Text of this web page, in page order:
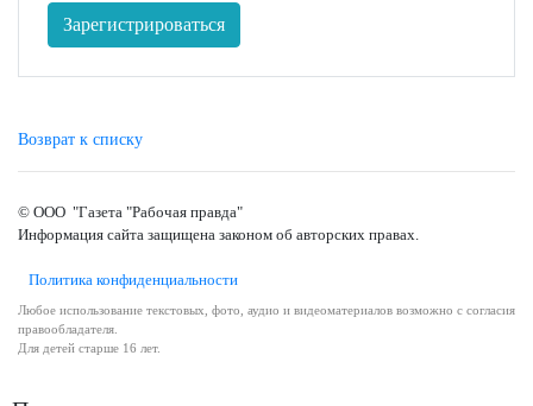
Зарегистрироваться
Возврат к списку
© ООО "Газета "Рабочая правда"
Информация сайта защищена законом об авторских правах.
Политика конфиденциальности
Любое использование текстовых, фото, аудио и видеоматериалов возможно с согласия
правообладателя.
Для детей старше 16 лет.